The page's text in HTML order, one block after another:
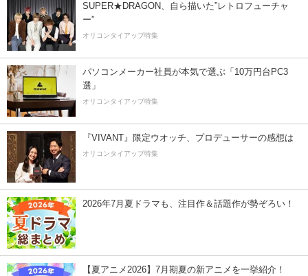
SUPER★DRAGON、自ら描いた”レトロフューチャ
ー”
オリコンタイアップ特集
パソコンメーカー社員が本気で選ぶ「10万円台PC3
選」
オリコンタイアップ特集
『VIVANT』限定ウオッチ、プロデューサーの感想は
オリコンタイアップ特集
2026年7月夏ドラマも、注目作＆話題作が勢ぞろい！
【夏アニメ2026】7月期夏の新アニメを一挙紹介！